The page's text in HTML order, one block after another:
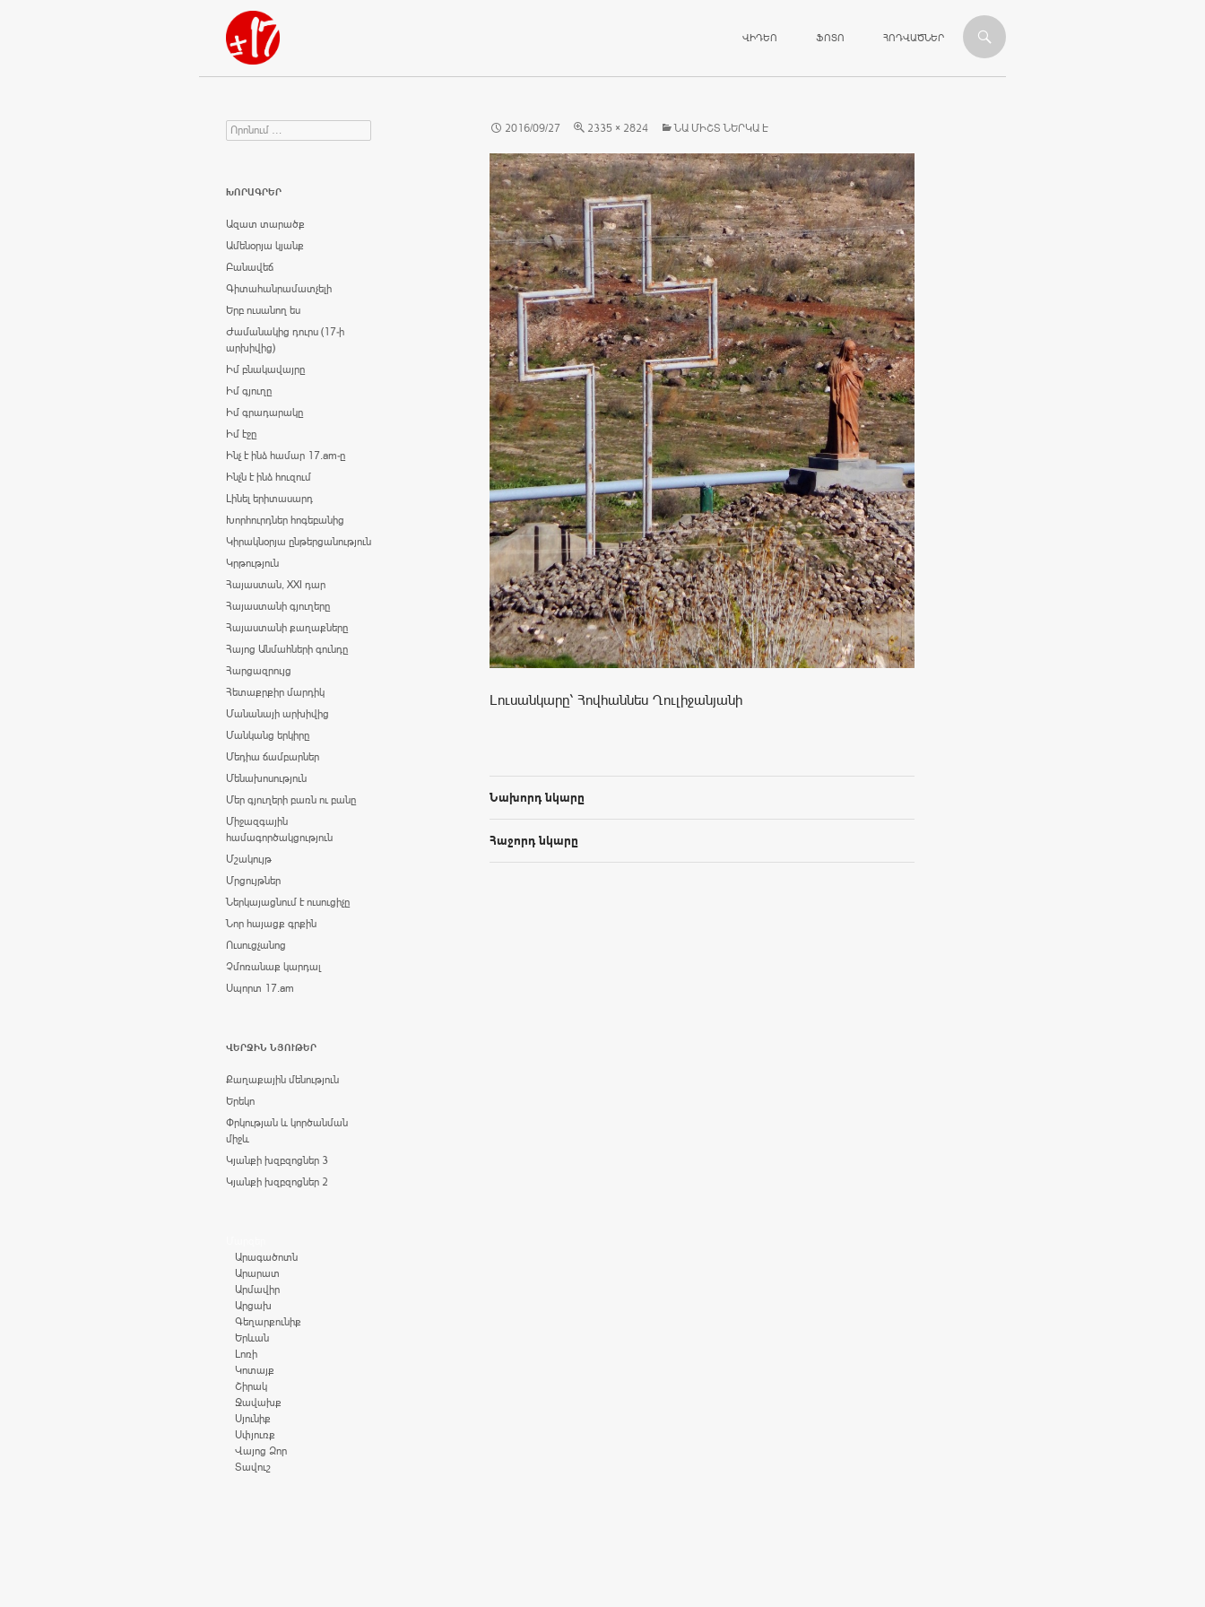
Որոնում
ՎԻԴԵՈ ՖՈՏՈ ՀՈԴՎԱԾՆԵՐ
2016/09/27 2335 × 2824 ՆԱ ՄԻՇՏ ՆԵՐԿԱ Է
Լուսանկարը՝ Հովհաննես Ղուլիջանյանի
Նախորդ նկարը
Հաջորդ նկարը
Search for:
ԽՈՐԱԳՐԵՐ
Ազատ տարածք
Ամենօրյա կյանք
Բանավեճ
Գիտահանրամատչելի
Երբ ուսանող ես
Ժամանակից դուրս (17-ի
արխիվից)
Իմ բնակավայրը
Իմ գյուղը
Իմ գրադարակը
Իմ էջը
Ինչ է ինձ համար 17.am-ը
Ինչն է ինձ հուզում
Լինել երիտասարդ
Խորհուրդներ հոգեբանից
Կիրակնօրյա ընթերցանություն
Կրթություն
Հայաստան, XXI դար
Հայաստանի գյուղերը
Հայաստանի քաղաքները
Հայոց Անմահների գունդը
Հարցազրույց
Հետաքրքիր մարդիկ
Մանանայի արխիվից
Մանկանց երկիրը
Մեդիա ճամբարներ
Մենախոսություն
Մեր գյուղերի բառն ու բանը
Միջազգային
համագործակցություն
Մշակույթ
Մրցույթներ
Ներկայացնում է ուսուցիչը
Նոր հայացք գրքին
Ուսուցչանոց
Չմոռանաք կարդալ
Սպորտ 17.am
ՎԵՐՋԻՆ ՆՅՈՒԹԵՐ
Քաղաքային մենություն
Երեկո
Փրկության և կործանման
միջև
Կյանքի խզբզոցներ 3
Կյանքի խզբզոցներ 2
Արագածոտն
Արարատ
Արմավիր
Արցախ
Գեղարքունիք
Երևան
Լոռի
Կոտայք
Շիրակ
Ջավախք
Սյունիք
Սփյուռք
Վայոց Ձոր
Տավուշ